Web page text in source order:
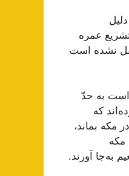
عمره
نشده است
است به حدّ
که
مکه بماند،
مکه
به‌جا آورند.